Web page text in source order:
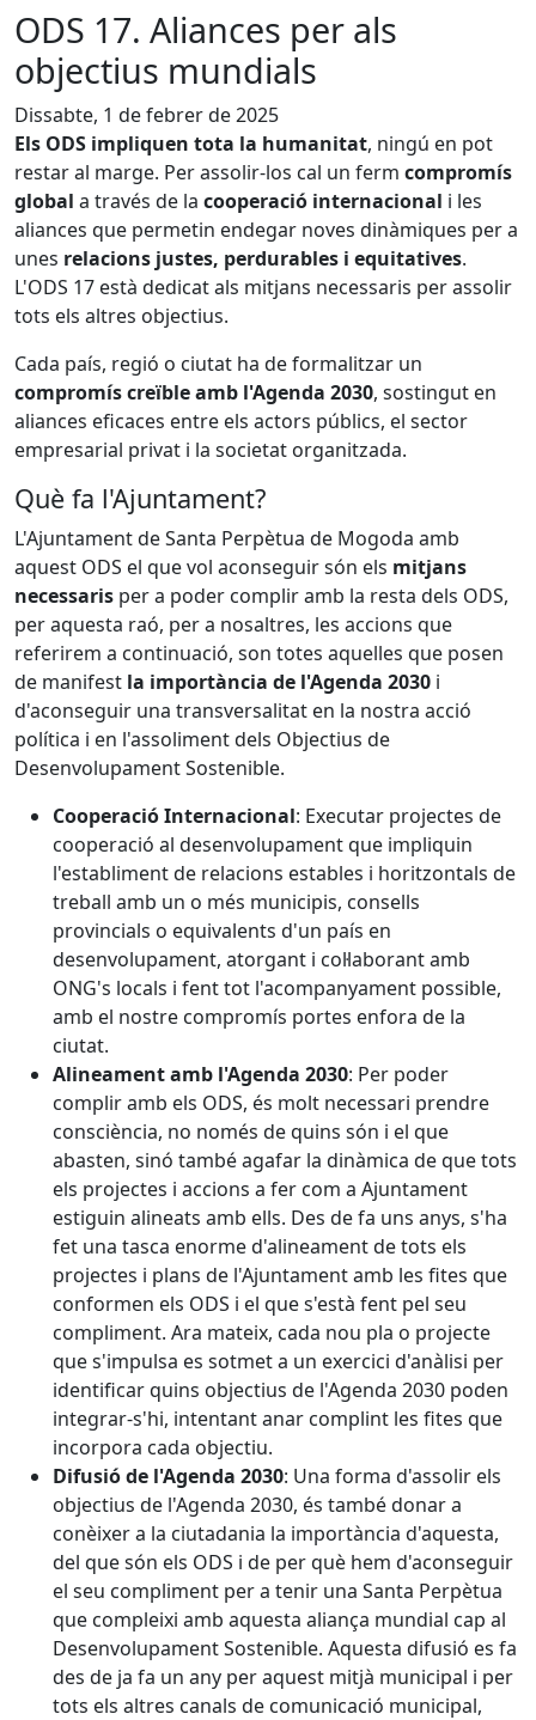
ODS 17. Aliances per als
objectius mundials
Dissabte, 1 de febrer de 2025
Els ODS impliquen tota la humanitat, ningú en pot
restar al marge. Per assolir-los cal un ferm compromís
global a través de la cooperació internacional i les
aliances que permetin endegar noves dinàmiques per a
unes relacions justes, perdurables i equitatives.
L'ODS 17 està dedicat als mitjans necessaris per assolir
tots els altres objectius.
Cada país, regió o ciutat ha de formalitzar un
compromís creïble amb l'Agenda 2030, sostingut en
aliances eficaces entre els actors públics, el sector
empresarial privat i la societat organitzada.
Què fa l'Ajuntament?
L'Ajuntament de Santa Perpètua de Mogoda amb
aquest ODS el que vol aconseguir són els mitjans
necessaris per a poder complir amb la resta dels ODS,
per aquesta raó, per a nosaltres, les accions que
referirem a continuació, son totes aquelles que posen
de manifest la importància de l'Agenda 2030 i
d'aconseguir una transversalitat en la nostra acció
política i en l'assoliment dels Objectius de
Desenvolupament Sostenible.
Cooperació Internacional: Executar projectes de
cooperació al desenvolupament que impliquin
l'establiment de relacions estables i horitzontals de
treball amb un o més municipis, consells
provincials o equivalents d'un país en
desenvolupament, atorgant i col·laborant amb
ONG's locals i fent tot l'acompanyament possible,
amb el nostre compromís portes enfora de la
ciutat.
Alineament amb l'Agenda 2030: Per poder
complir amb els ODS, és molt necessari prendre
consciència, no només de quins són i el que
abasten, sinó també agafar la dinàmica de que tots
els projectes i accions a fer com a Ajuntament
estiguin alineats amb ells. Des de fa uns anys, s'ha
fet una tasca enorme d'alineament de tots els
projectes i plans de l'Ajuntament amb les fites que
conformen els ODS i el que s'està fent pel seu
compliment. Ara mateix, cada nou pla o projecte
que s'impulsa es sotmet a un exercici d'anàlisi per
identificar quins objectius de l'Agenda 2030 poden
integrar-s'hi, intentant anar complint les fites que
incorpora cada objectiu.
Difusió de l'Agenda 2030: Una forma d'assolir els
objectius de l'Agenda 2030, és també donar a
conèixer a la ciutadania la importància d'aquesta,
del que són els ODS i de per què hem d'aconseguir
el seu compliment per a tenir una Santa Perpètua
que compleixi amb aquesta aliança mundial cap al
Desenvolupament Sostenible. Aquesta difusió es fa
des de ja fa un any per aquest mitjà municipal i per
tots els altres canals de comunicació municipal,